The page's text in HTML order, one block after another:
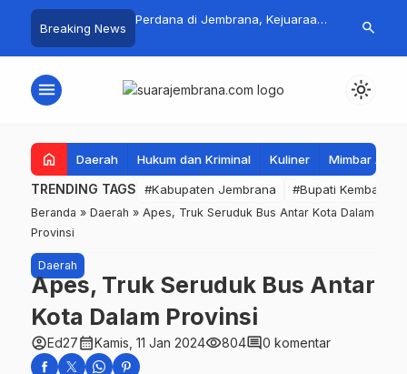
Breaking News
Ribuan Crosser
Kota Negara ke-
Perdana di Jembrana, Kejuaraan
Pasar
Tembus
search
menu light_mode
home Daerah Hukum dan Kriminal Kuliner Mimbar
TRENDING TAGS #Kabupaten Jembrana #Bupati Kembang
Beranda » Daerah » Apes, Truk Seruduk Bus Antar Kota Dalam
Provinsi
Daerah
Apes, Truk Seruduk Bus Antar
Kota Dalam Provinsi
account_circleEd27calendar_monthKamis, 11 Jan 2024visibility804comment0 komentar